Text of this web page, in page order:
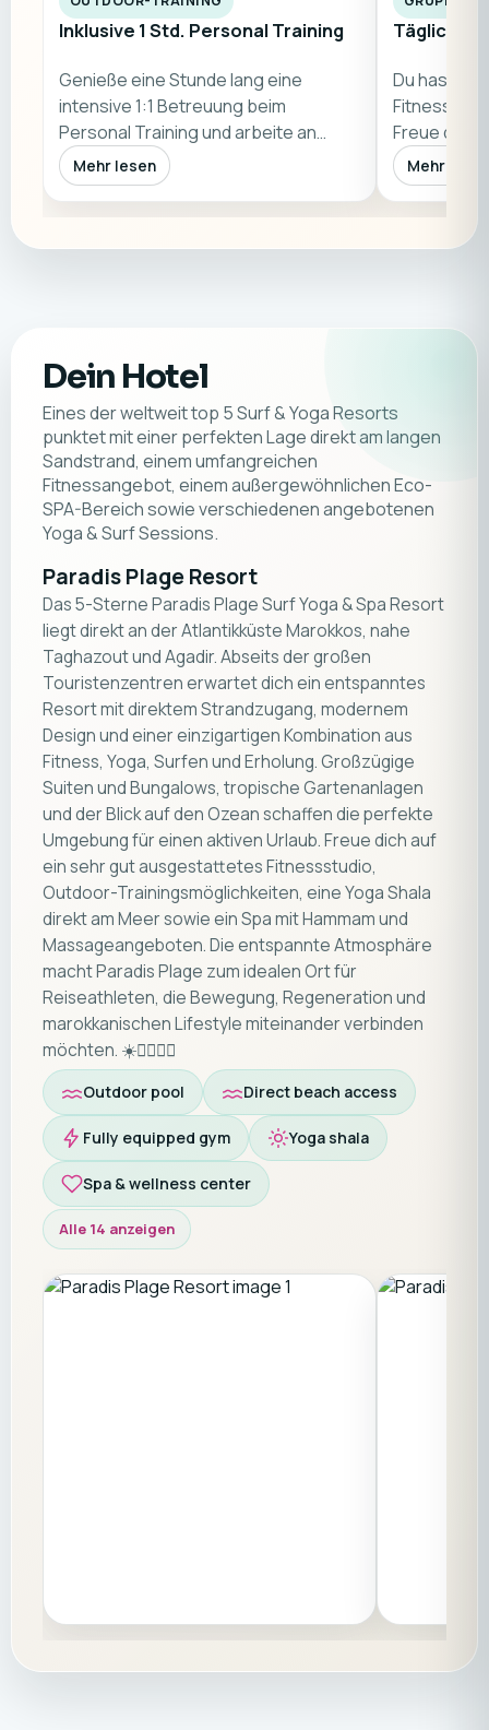
Inklusive 1 Std. Personal Training
Genieße eine Stunde lang eine
intensive 1:1 Betreuung beim
Personal Training und arbeite an
deinen individuell…
Mehr lesen
Tägliche
Du hast
Freue dich
Mehr lesen
Dein Hotel
Eines der weltweit top 5 Surf & Yoga Resorts
punktet mit einer perfekten Lage direkt am langen
Sandstrand, einem umfangreichen
Fitnessangebot, einem außergewöhnlichen Eco-
SPA-Bereich sowie verschiedenen angebotenen
Yoga & Surf Sessions.
Paradis Plage Resort
Das 5-Sterne Paradis Plage Surf Yoga & Spa Resort
liegt direkt an der Atlantikküste Marokkos, nahe
Taghazout und Agadir. Abseits der großen
Touristenzentren erwartet dich ein entspanntes
Resort mit direktem Strandzugang, modernem
Design und einer einzigartigen Kombination aus
Fitness, Yoga, Surfen und Erholung. Großzügige
Suiten und Bungalows, tropische Gartenanlagen
und der Blick auf den Ozean schaffen die perfekte
Umgebung für einen aktiven Urlaub. Freue dich auf
ein sehr gut ausgestattetes Fitnessstudio,
Outdoor-Trainingsmöglichkeiten, eine Yoga Shala
direkt am Meer sowie ein Spa mit Hammam und
Massageangeboten. Die entspannte Atmosphäre
macht Paradis Plage zum idealen Ort für
Reiseathleten, die Bewegung, Regeneration und
marokkanischen Lifestyle miteinander verbinden
möchten. ☀️🏄‍♂️🧘‍♀️
Outdoor pool Direct beach access
Fully equipped gym Yoga shala
Spa & wellness center
Alle 14 anzeigen